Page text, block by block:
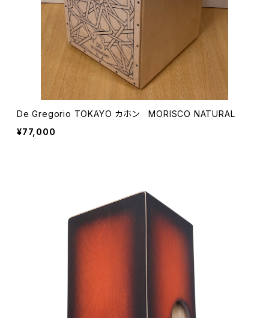
De Gregorio TOKAYO カホン MORISCO NATURAL
¥77,000